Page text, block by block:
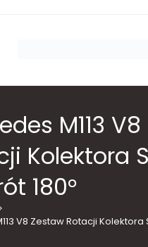
M113
Kolektora
180°
V8 Zestaw Rotacji